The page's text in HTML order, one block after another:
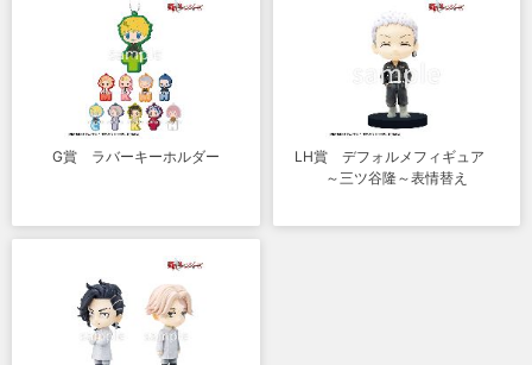
G賞 ラバーキーホルダー
LH賞 デフォルメフィギュア
～三ツ谷隆～表情替え